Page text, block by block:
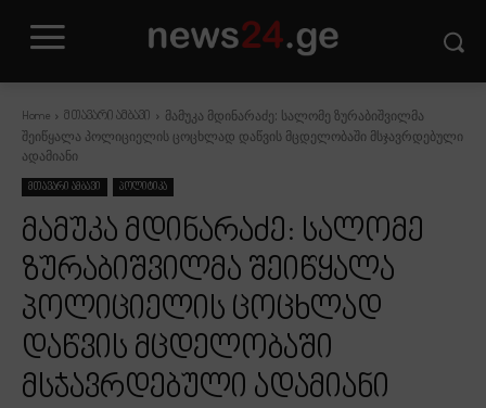
Home მთავარი ამბავი
მამუკა მდინარაძე: სალომე ზურაბიშვილმა
შეიწყალა პოლიციელის ცოცხლად დაწვის მცდელობაში მსჯავრდებული
ადამიანი
მთავარი ამბავი პოლიტიკა
მამუკა მდინარაძე: სალომე
ზურაბიშვილმა შეიწყალა
პოლიციელის ცოცხლად
დაწვის მცდელობაში
მსჯავრდებული ადამიანი